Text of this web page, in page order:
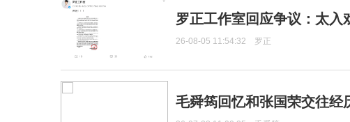
罗正工作室回应争议：太入
26-08-05 11:54:32 罗正
毛舜筠回忆和张国荣交往经